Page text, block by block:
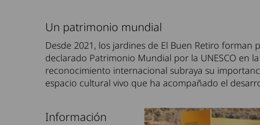
Un patrimonio mundial
Desde 2021, los jardines de El Buen Retiro forman
declarado Patrimonio Mundial por la UNESCO en
reconocimiento internacional subraya su
espacio cultural vivo que ha acompañado el
Información